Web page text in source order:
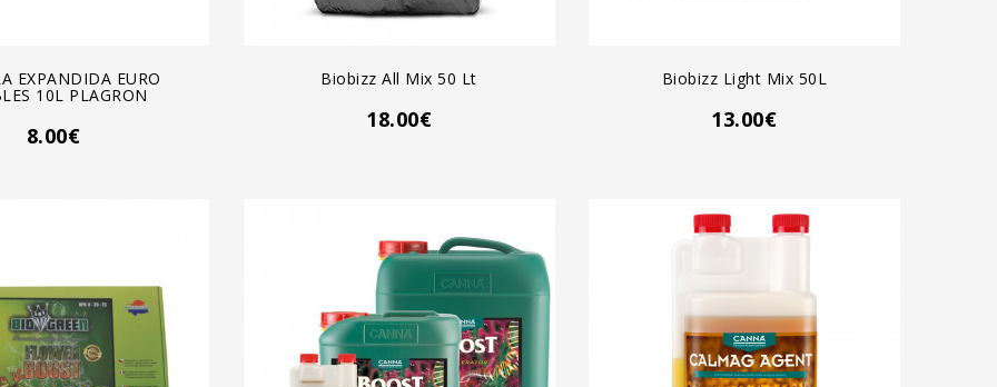
EXPANDIDA EURO
10L PLAGRON
8.00€
Biobizz All Mix 50 Lt
18.00€
Biobizz Light Mix 50L
13.00€